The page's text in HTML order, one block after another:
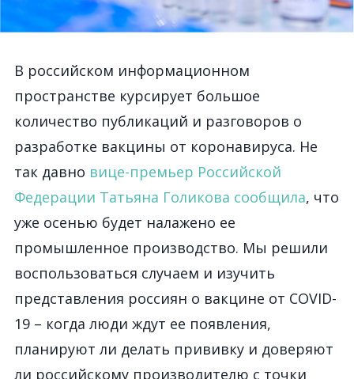
В российском информационном
пространстве курсирует большое
количество публикаций и разговоров о
разработке вакцины от коронавируса. Не
так давно вице-премьер Российской
Федерации Татьяна Голикова сообщила, что
уже осенью будет налажено ее
промышленное производство. Мы решили
воспользоваться случаем и изучить
представления россиян о вакцине от COVID-
19 – когда люди ждут ее появления,
планируют ли делать прививку и доверяют
ли российскому производителю с точки